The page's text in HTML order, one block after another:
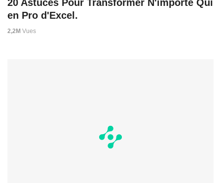
20 Astuces Pour Transformer N'importe Qui
en Pro d'Excel.
2,2M Vues